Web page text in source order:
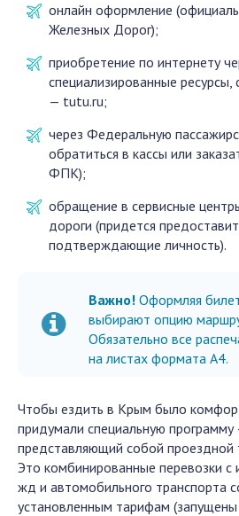
онлайн оформление
Железных Дорог);
приобретение по интернету
специализированные ресурсы,
— tutu.ru;
через Федеральную
обратиться в кассы или
ФПК);
обращение в сервисные
дороги (придется
подтверждающие личность).
Важно! Оформляя
выбирают опцию
Обязательно все
на листах формата А4.
Чтобы ездить в Крым было
придумали специальную
представляющий собой проездной
Это комбинированные перевозки с
жд и автомобильного транспорта
установленным тарифам